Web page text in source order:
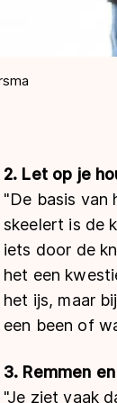
2. Let op je
"De basis van
skeelert is de
iets door de
het een
het ijs, maar
een been of
3. Remmen
"Je ziet vaak